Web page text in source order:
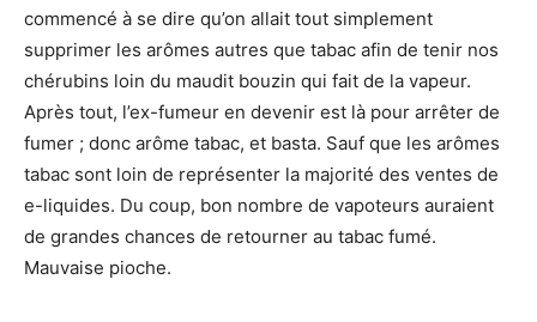
commencé à se dire qu’on allait tout simplement
supprimer les arômes autres que tabac afin de tenir nos
chérubins loin du maudit bouzin qui fait de la vapeur.
Après tout, l’ex-fumeur en devenir est là pour arrêter de
fumer ; donc arôme tabac, et basta. Sauf que les arômes
tabac sont loin de représenter la majorité des ventes de
e-liquides. Du coup, bon nombre de vapoteurs auraient
de grandes chances de retourner au tabac fumé.
Mauvaise pioche.